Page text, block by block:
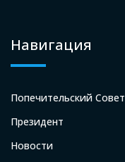
Навигация
Попечительский Совет
Президент
Новости